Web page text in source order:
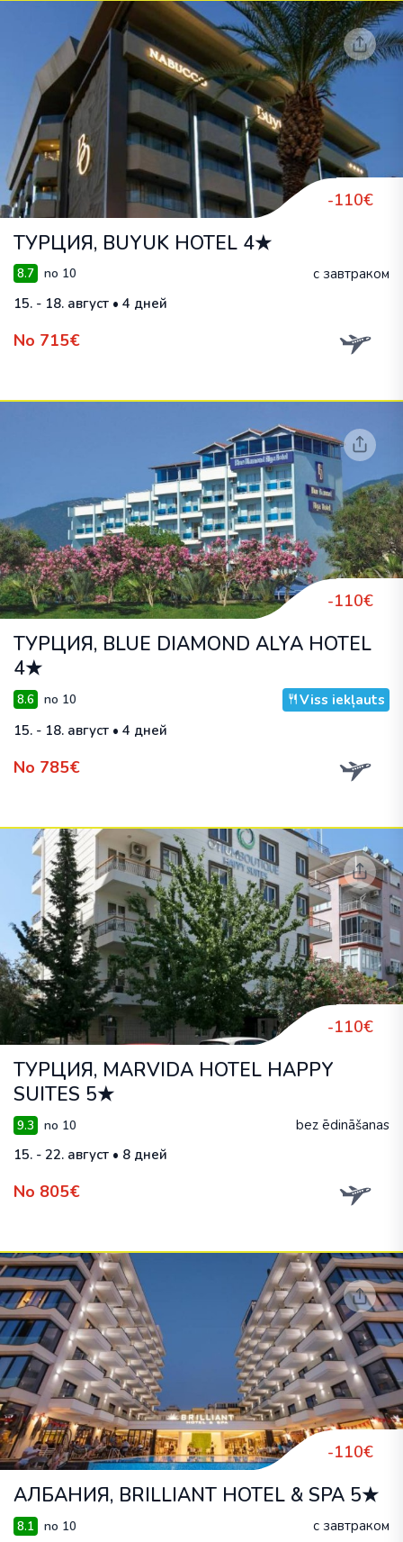
-110€
ТУРЦИЯ, BUYUK HOTEL 4★
8.7 no 10
с завтраком
15. - 18. август • 4 дней
No 715€
-110€
ТУРЦИЯ, BLUE DIAMOND ALYA HOTEL
4★
8.6 no 10
Viss iekļauts
15. - 18. август • 4 дней
No 785€
-110€
ТУРЦИЯ, MARVIDA HOTEL HAPPY
SUITES 5★
9.3 no 10
bez ēdināšanas
15. - 22. август • 8 дней
No 805€
-110€
АЛБАНИЯ, BRILLIANT HOTEL & SPA 5★
8.1 no 10 с завтраком